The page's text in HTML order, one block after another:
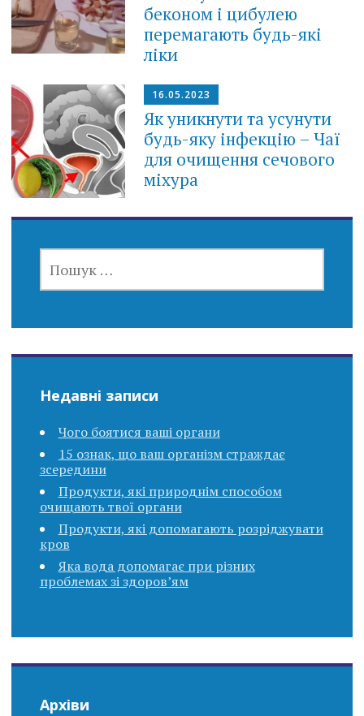
беконом і цибулею
перемагають будь-які
ліки
16.05.2023
Як уникнути та усунути
будь-яку інфекцію – Чаї
для очищення сечового
міхура
Недавні записи
Чого боятися ваші органи
15 ознак, що ваш організм страждає
зсередини
Продукти, які природнім способом
очищають твої органи
Продукти, які допомагають розріджувати
кров
Яка вода допомагає при різних
проблемах зі здоров’ям
Архіви